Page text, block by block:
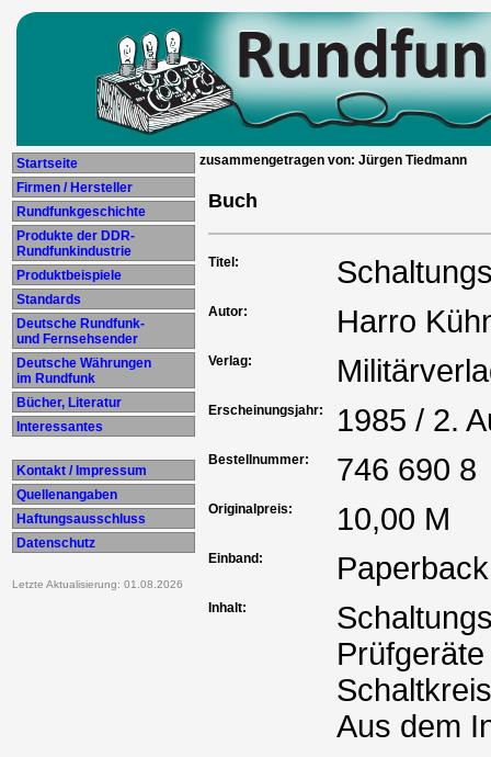
Startseite
Firmen / Hersteller
Rundfunkgeschichte
Produkte der DDR-
Rundfunkindustrie
Produktbeispiele
Standards
Deutsche Rundfunk-
und Fernsehsender
Deutsche Währungen
im Rundfunk
Bücher, Literatur
Interessantes
Kontakt / Impressum
Quellenangaben
Haftungsausschluss
Datenschutz
Letzte Aktualisierung: 01.08.2026
zusammengetragen von: Jürgen Tiedmann
Buch
Titel:
Autor: Harro
Verlag:
Erscheinungsjahr: 1985 / 2.
Bestellnummer: 746 690 8
Originalpreis: 10,00 M
Einband: Paperback
Inhalt:
Aus dem